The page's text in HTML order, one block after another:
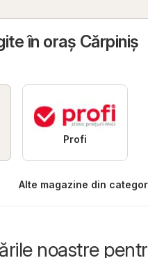
în oraş Cărpiniş
Profi
Alte magazine din
noastre